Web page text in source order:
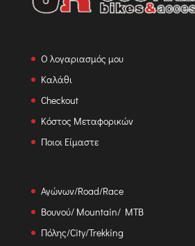
Ο λογαριασμός μου
Καλάθι
Checkout
Κόστος Μεταφορικών
Ποιοι Είμαστε
Αγώνων/Road/Race
Βουνού/ Mountain/ MTB
Πόλης/City/Trekking